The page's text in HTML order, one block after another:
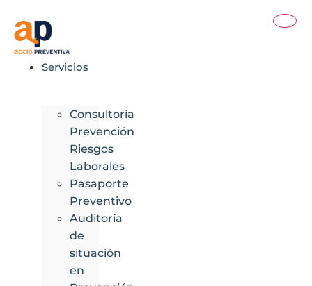
contenido
Servicios
Consultoría
Prevención
Riesgos
Laborales
Pasaporte
Preventivo
Auditoría
de
situación
en